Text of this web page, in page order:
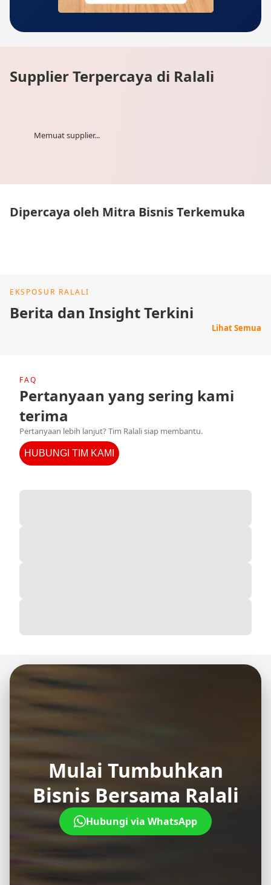
Supplier Terpercaya di Ralali
Memuat supplier...
Dipercaya oleh Mitra Bisnis Terkemuka
EKSPOSUR RALALI
Berita dan Insight Terkini
Lihat Semua
FAQ
Pertanyaan yang sering kami
terima
Pertanyaan lebih lanjut? Tim Ralali siap membantu.
HUBUNGI TIM KAMI
Mulai Tumbuhkan
Bisnis Bersama Ralali
Hubungi via WhatsApp